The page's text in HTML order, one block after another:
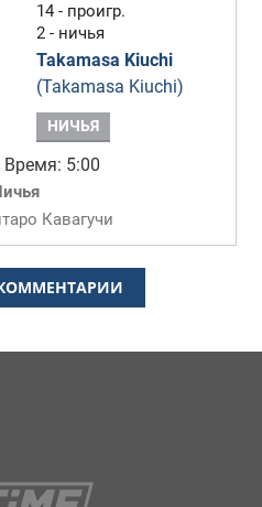
14 - проигр.
2 - ничья
Takamasa Kiuchi
(Takamasa Kiuchi)
НИЧЬЯ
Время: 5:00
Кавагучи